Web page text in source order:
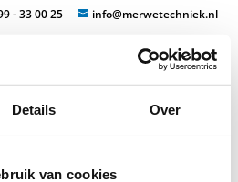
Details Over
van cookies
- 33 00 25 info@merwetechniek.nl
producten